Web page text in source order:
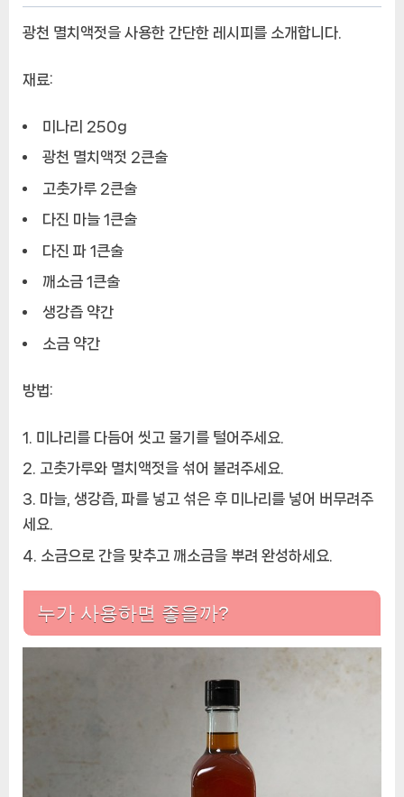
광천 멸치액젓을 사용한 간단한 레시피를 소개합니다.
재료:
미나리 250g
광천 멸치액젓 2큰술
고춧가루 2큰술
다진 마늘 1큰술
다진 파 1큰술
깨소금 1큰술
생강즙 약간
소금 약간
방법:
미나리를 다듬어 씻고 물기를 털어주세요.
고춧가루와 멸치액젓을 섞어 불려주세요.
마늘, 생강즙, 파를 넣고 섞은 후 미나리를 넣어 버무려주
세요.
소금으로 간을 맞추고 깨소금을 뿌려 완성하세요.
누가 사용하면 좋을까?